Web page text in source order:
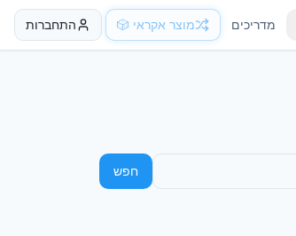
מדריכים מוצר אקראי 🎲 התחברות
חפש